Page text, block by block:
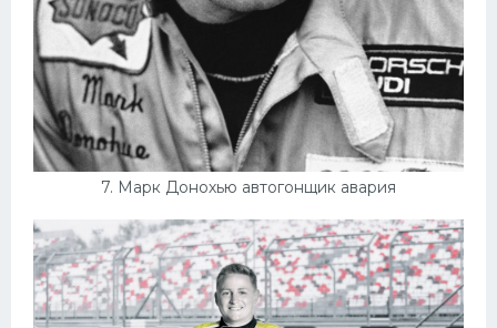
7. Марк Донохью автогонщик авария